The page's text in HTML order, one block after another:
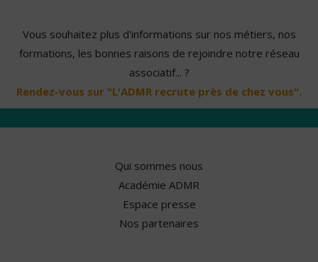
Vous souhaitez plus d'informations sur nos métiers, nos
formations, les bonnes raisons de rejoindre notre réseau
associatif... ?
Rendez-vous sur "L'ADMR recrute près de chez vous".
Qui sommes nous
Académie ADMR
Espace presse
Nos partenaires